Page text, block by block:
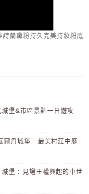
蘭黛粉持久完美持妝粉底
堡&市區景點一日遊攻
爾丹城堡 : 最美村莊中歷
堡 : 見證王權興起的中世